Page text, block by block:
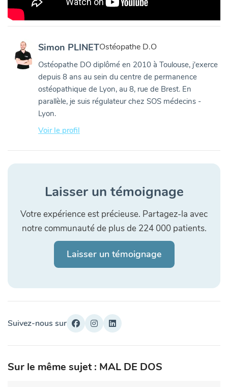
Simon PLINETOstéopathe D.O
Ostéopathe DO diplômé en 2010 à Toulouse, j'exerce
depuis 8 ans au sein du centre de permanence
ostéopathique de Lyon, au 8, rue de Brest. En
parallèle, je suis régulateur chez SOS médecins -
Lyon.
Voir le profil
Laisser un témoignage
Votre expérience est précieuse. Partagez-la avec
notre communauté de plus de 224 000 patients.
Laisser un témoignage
Suivez-nous sur
Sur le même sujet : MAL DE DOS